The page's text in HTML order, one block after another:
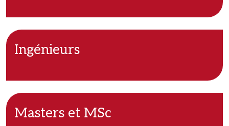
Ingénieurs
Masters et MSc